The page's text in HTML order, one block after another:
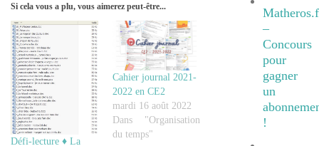
Si cela vous a plu, vous aimerez peut-être...
Défi-lecture ♦ La
Cahier journal 2021-
2022 en CE2
mardi 16 août 2022
Dans "Organisation
du temps"
–
Concours
pour
gagner
un
!